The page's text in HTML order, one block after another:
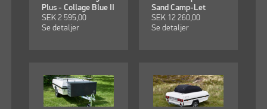
Plus - Collage Blue II
SEK 2 595,00
Se detaljer
Sand Camp-Let
SEK 12 260,00
Se detaljer